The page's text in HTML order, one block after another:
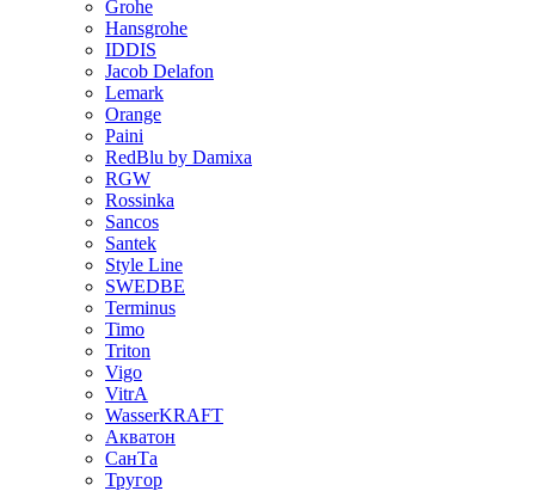
Grohe
Hansgrohe
IDDIS
Jacob Delafon
Lemark
Orange
Paini
RedBlu by Damixa
RGW
Rossinka
Sancos
Santek
Style Line
SWEDBE
Terminus
Timo
Triton
Vigo
VitrA
WasserKRAFT
Акватон
СанТа
Тругор